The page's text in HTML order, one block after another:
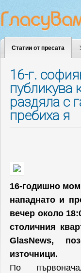
Статии от пресата
16-г.
публикува
раздяла с
пребиха я
16-годишно
нападнато и
вечер около
столичния
GlasNews,
източници.
По